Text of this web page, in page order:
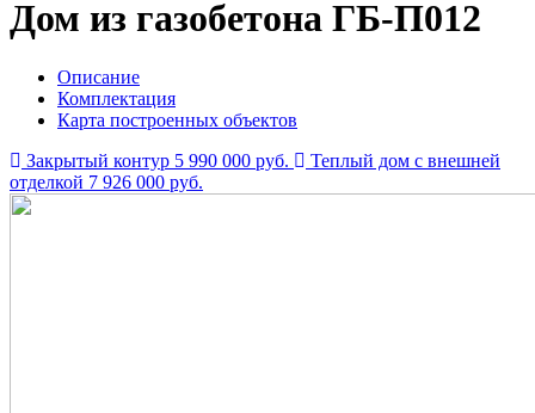
Дом из газобетона ГБ-П012
Описание
Комплектация
Карта построенных объектов
Закрытый контур 5 990 000 руб.
Теплый дом с внешней
отделкой 7 926 000 руб.